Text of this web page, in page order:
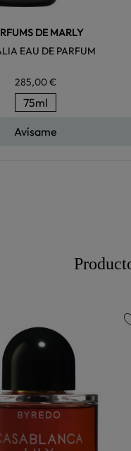
DE MARLY
EAU DE PARFUM
285,00 €
75ml
Avísame